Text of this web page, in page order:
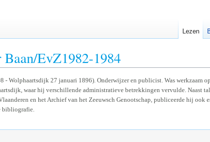
Baan/EvZ1982-1984
- Wolphaartsdijk 27 januari 1896). Onderwijzer en publicist. Was
waar hij verschillende administratieve betrekkingen vervulde. Naast
en het Archief van het Zeeuwsch Genootschap, publiceerde hij
bibliografie.
Lezen